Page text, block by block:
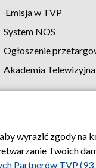
Emisja w TVP
System NOS
Ogłoszenie
Akademia Telewizyjna
TVP
wyrazić zgody na
Twoich
Partnerów TVP